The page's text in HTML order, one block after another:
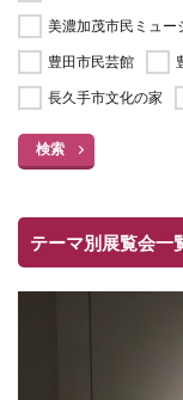
美濃加茂市民ミュー
豊田市民芸館
長久手市文化の家
検索
テーマ別展覧会一